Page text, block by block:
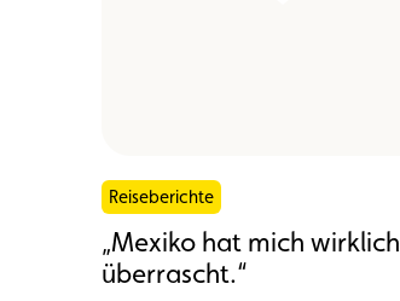
Reiseberichte
„Mexiko hat mich wirklich
überrascht.“